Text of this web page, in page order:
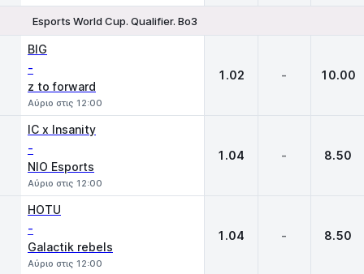
Esports World Cup. Qualifier. Bo3
BIG
-
z to forward
Αύριο στις 12:00
1.02 - 10.00
IC x Insanity
-
NIO Esports
Αύριο στις 12:00
1.04 - 8.50
HOTU
-
Galactik rebels
Αύριο στις 12:00
1.04 - 8.50